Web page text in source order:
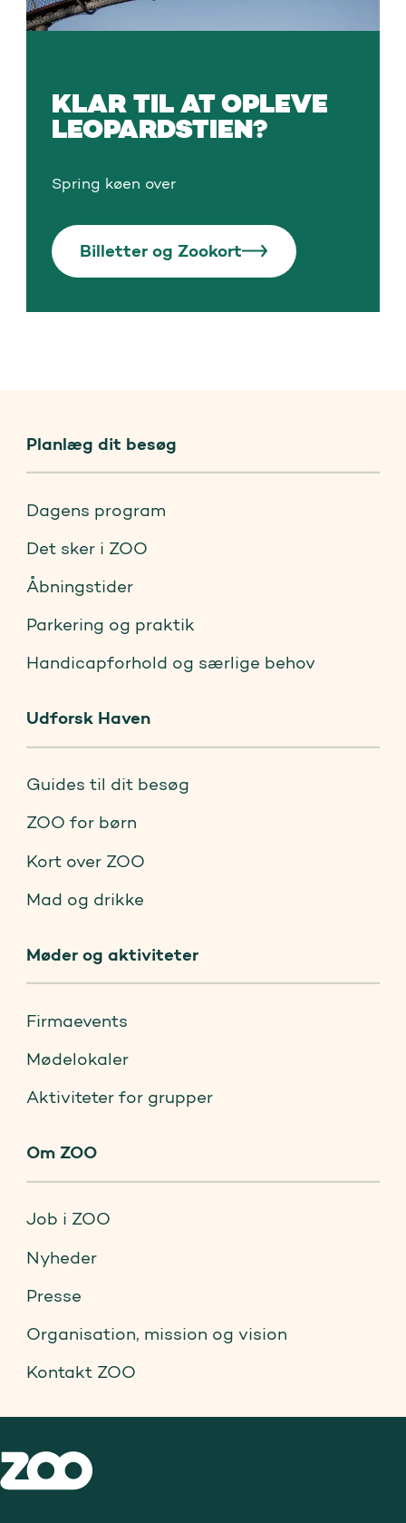
KLAR TIL AT OPLEVE
LEOPARDSTIEN?
Spring køen over
Billetter og Zookort
Planlæg dit besøg
Dagens program
Det sker i ZOO
Åbningstider
Parkering og praktik
Handicapforhold og særlige behov
Udforsk Haven
Guides til dit besøg
ZOO for børn
Kort over ZOO
Mad og drikke
Møder og aktiviteter
Firmaevents
Mødelokaler
Aktiviteter for grupper
Om ZOO
Job i ZOO
Nyheder
Presse
Organisation, mission og vision
Kontakt ZOO